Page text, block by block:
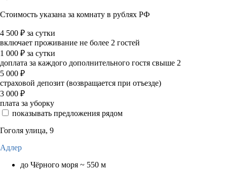
Стоимость указана за комнату в рублях РФ
4 500 ₽ за сутки
включает проживание не более 2 гостей
1 000 ₽ за сутки
доплата за каждого дополнительного гостя свыше 2
5 000 ₽
страховой депозит (возвращается при отъезде)
3 000 ₽
плата за уборку
показывать предложения рядом
Гоголя улица, 9
Адлер
до Чёрного моря ~ 550 м